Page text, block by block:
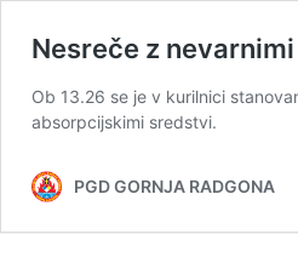
Nesreče z
Ob 13.26 se je v kurilnici
absorpcijskimi sredstvi.
PGD GORNJA RADGONA